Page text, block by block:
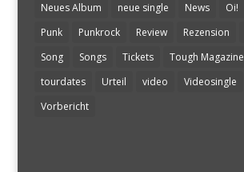
Neues Album
neue single News Oi!
Punk
Punkrock Review Rezension
Song
Songs Tickets Tough Magazine
tourdates
Urteil video Videosingle
Vorbericht